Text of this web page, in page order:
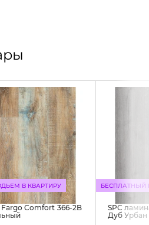
В КВАРТИРУ
Fargo Comfort 366-2B
БЕСПЛАТНЫЙ
SPC
Дуб Урбан